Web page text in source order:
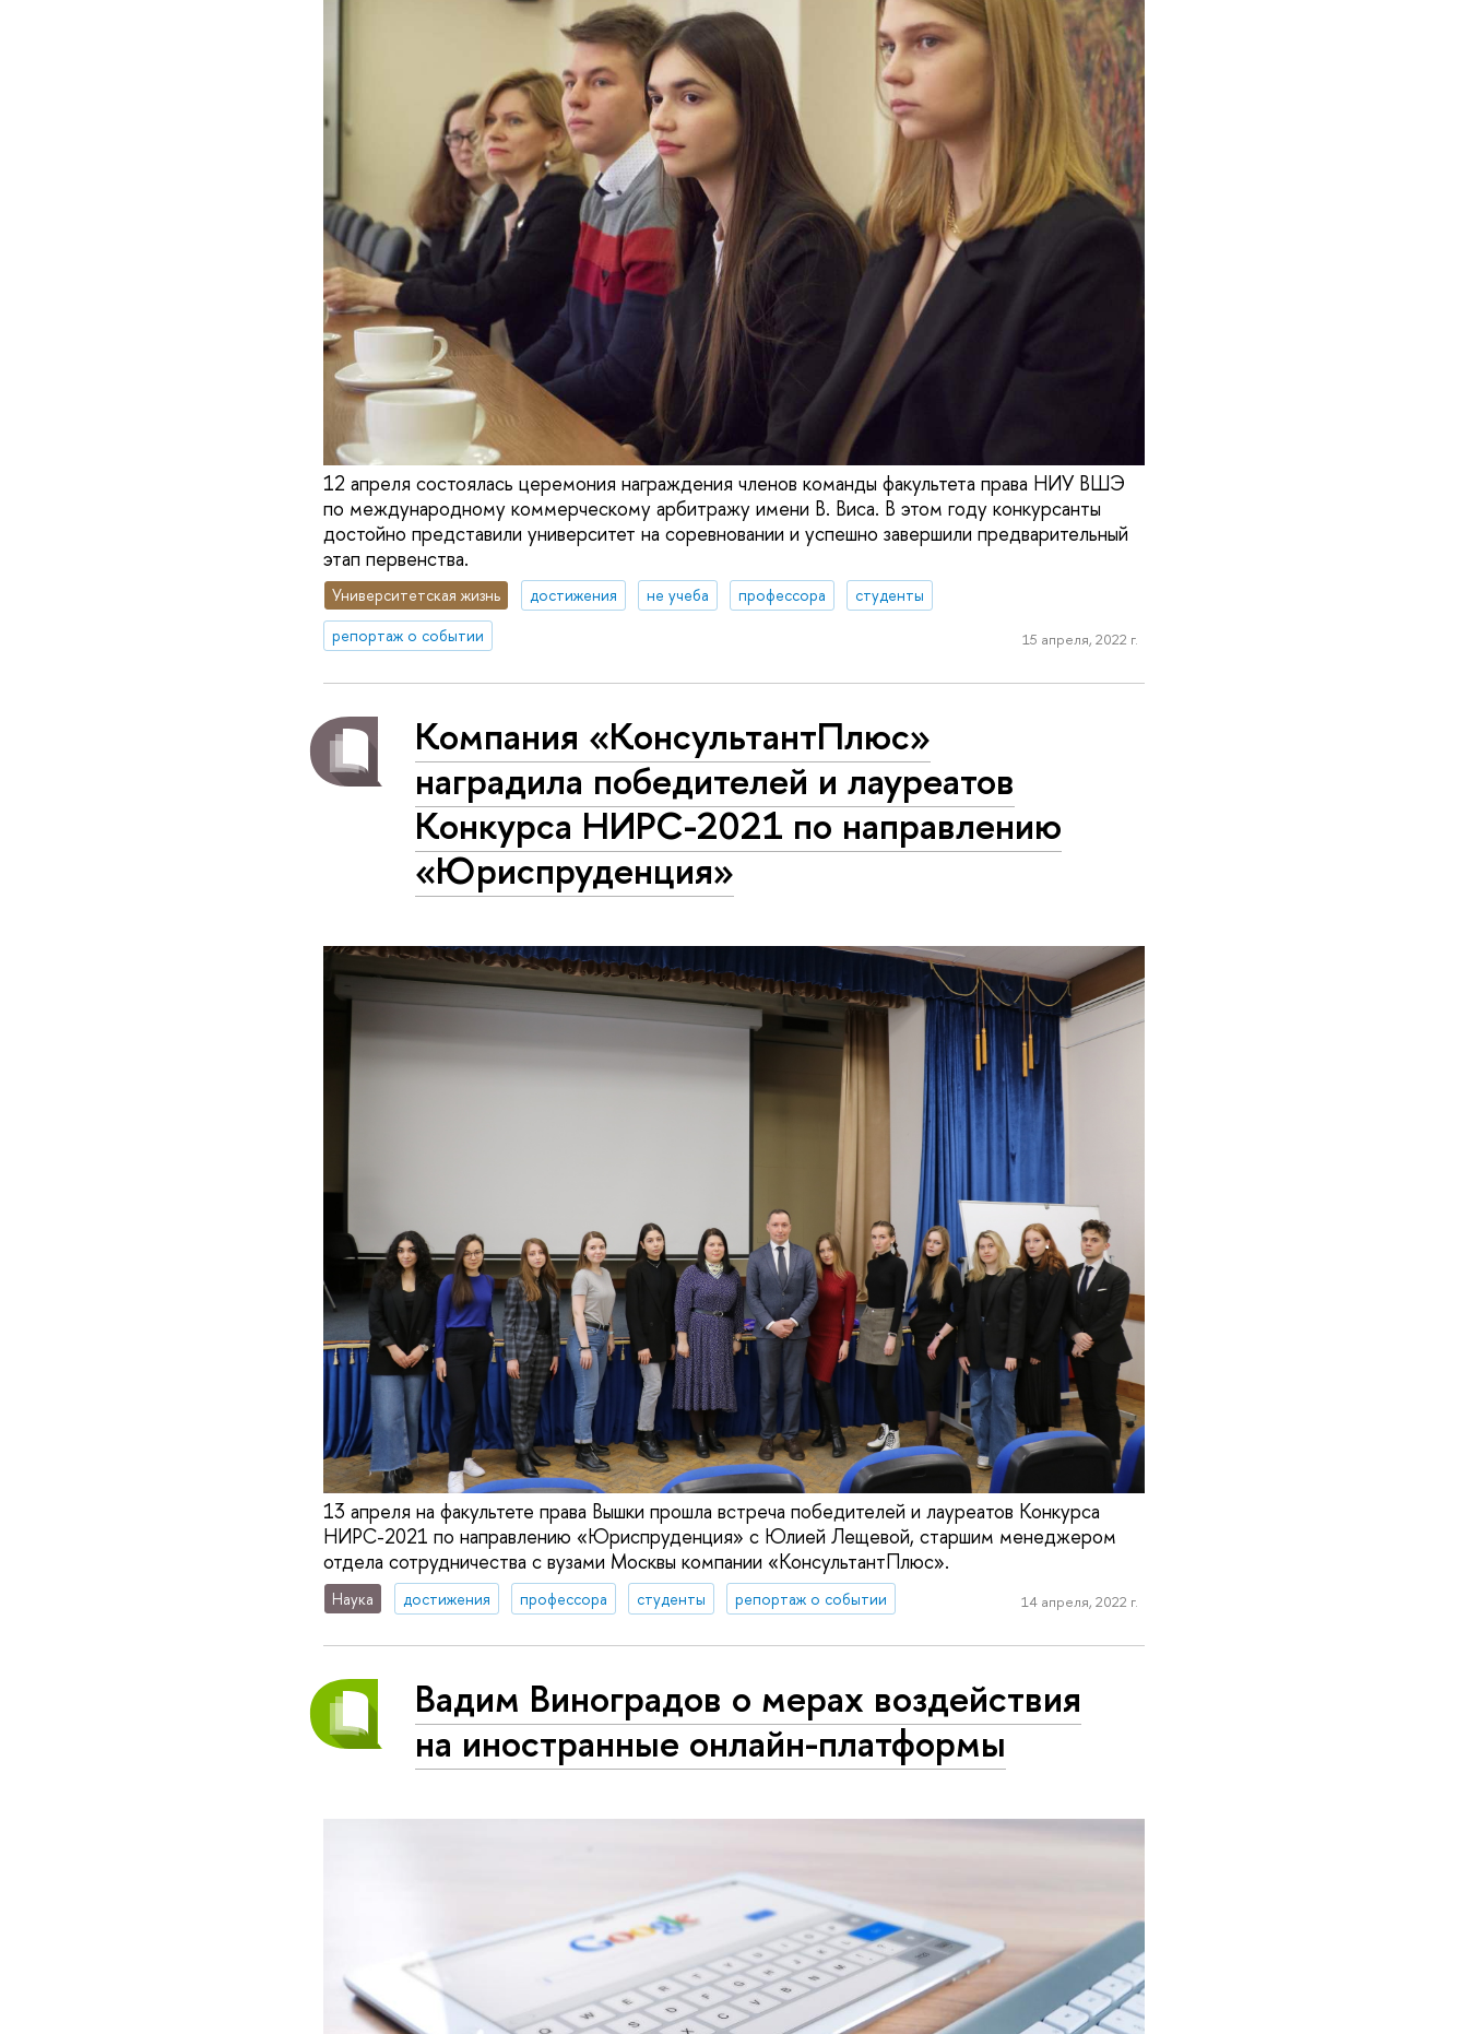
12 апреля состоялась церемония награждения членов команды факультета права НИУ ВШЭ
по международному коммерческому арбитражу имени В. Виса. В этом году конкурсанты
достойно представили университет на соревновании и успешно завершили предварительный
этап первенства.
Университетская жизнь достижения не учеба профессора
студенты
репортаж о событии
15 апреля, 2022 г.
Компания «КонсультантПлюс»
наградила победителей и лауреатов
Конкурса НИРС-2021 по направлению
«Юриспруденция»
13 апреля на факультете права Вышки прошла встреча победителей и лауреатов Конкурса
НИРС-2021 по направлению «Юриспруденция» с Юлией Лещевой, старшим менеджером
отдела сотрудничества с вузами Москвы компании «КонсультантПлюс».
Наука достижения профессора студенты репортаж о событии 14 апреля, 2022 г.
Вадим Виноградов о мерах воздействия
на иностранные онлайн-платформы